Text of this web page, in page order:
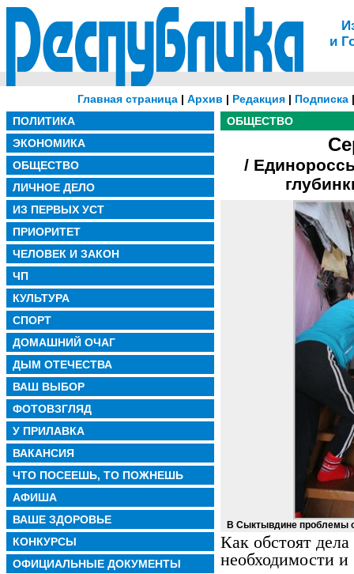
и
Главная страница | Архив | Редакция | Подписка
ПОЛИТИКА
ЭКОНОМИКА
ОБЩЕСТВО
ЛИЧНОЕ ДЕЛО
ИЗ ПЕРВЫХ УСТ
ПРИОРИТЕТ
ЧЕЛОВЕК И ЗАКОН
ЧП
КУЛЬТУРА
СПОРТ
ДОМАШНИЙ ОЧАГ
ДЫМ ОТЕЧЕСТВА
ВАШ ВЫБОР
ФОТОВЗГЛЯД
У ПРИЛАВКА
ВАКАНСИЯ
ЧТО ПОСЕЕШЬ, ТО ПОЖНЕШЬ
АФИША
ВАШЕ ЗДОРОВЬЕ
КОНКУРСЫ
ОФИЦИАЛЬНЫЕ ДОКУМЕНТЫ
ОБЩЕСТВО
/
В Сыктывдине проблемы
Как обстоят
необходимости